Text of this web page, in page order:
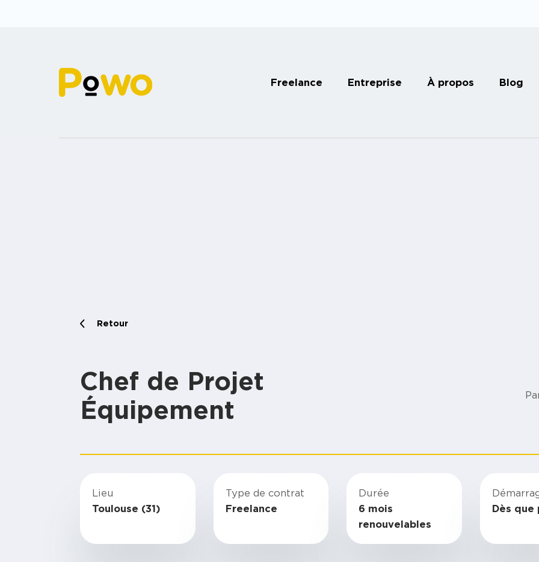
Freelance Entreprise À propos Blog
Retour
Chef de Projet
Équipement
Lieu
Toulouse (31)
Type de contrat
Freelance
Durée
6 mois
renouvelables
Dès que